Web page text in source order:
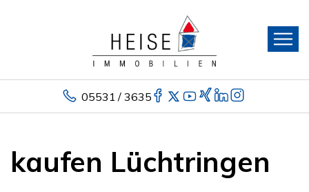
05531 / 3635
kaufen Lüchtringen